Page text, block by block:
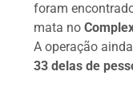
foram
mata no
A operação
33 delas de